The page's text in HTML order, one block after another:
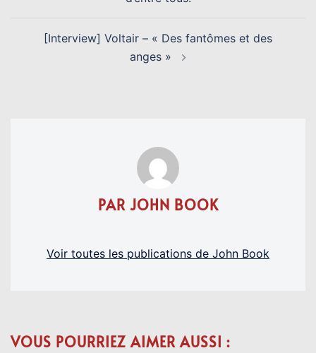
[Interview] Voltair – « Des fantômes et des
anges »
PAR JOHN BOOK
Voir toutes les publications de John Book
VOUS POURRIEZ AIMER AUSSI :